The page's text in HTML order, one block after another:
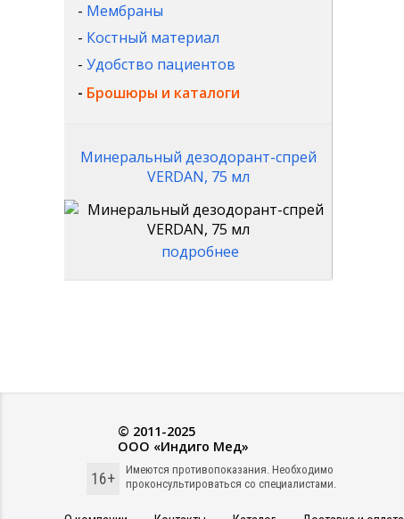
- Мембраны
- Костный материал
- Удобство пациентов
- Брошюры и каталоги
Минеральный дезодорант-спрей
VERDAN, 75 мл
подробнее
© 2011-2025
ООО «Индиго Мед»
16+
Имеются противопоказания. Необходимо
проконсультироваться со специалистами.